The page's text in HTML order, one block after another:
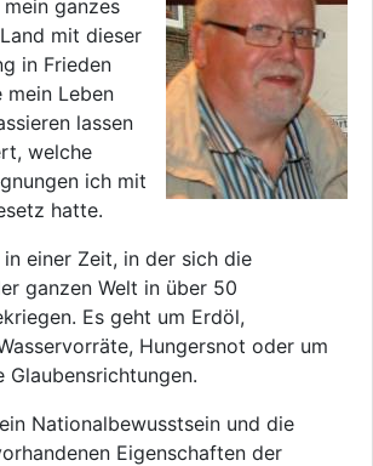
ganzes
mit dieser
in Frieden
mein Leben
lassen
welche
ich mit
hatte.
einer Zeit, in der sich die
ganzen Welt in über 50
Es geht um Erdöl,
Hungersnot oder um
Glaubensrichtungen.
Nationalbewusstsein und die
Eigenschaften der